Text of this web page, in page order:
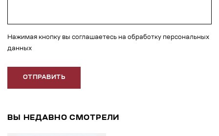
Нажимая кнопку вы соглашаетесь на обработку персональных
данных
ОТПРАВИТЬ
ВЫ НЕДАВНО СМОТРЕЛИ